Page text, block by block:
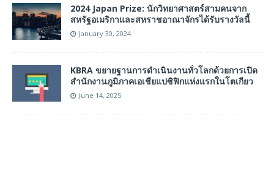
2024 Japan Prize: นักวิทยาศาสตร์สามคนจาก
สหรัฐอเมริกาและสหราชอาณาจักรได้รับรางวัลนี้
January 30, 2024
KBRA ขยายฐานการดำเนินงานทั่วโลกด้วยการเปิด
สำนักงานภูมิภาคเอเชียแปซิฟิกแห่งแรกในโตเกียว
June 14, 2025